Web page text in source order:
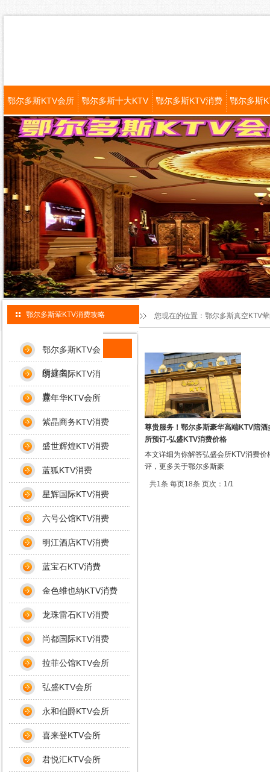
鄂尔多斯KTV会所 鄂尔多斯十大KTV 鄂尔多斯KTV消费 鄂尔多斯
尊贵服务！鄂尔多斯豪华高端KTV陪酒
所预订-弘盛KTV消费价格
本文详细为你解答弘盛会所KTV消费价
评，更多关于鄂尔多斯豪
共1条 每页18条 页次：1/1
您现在的位置： 鄂尔多斯真空KTV
鄂尔多斯荤KTV消费攻略
鄂尔多斯KTV会
所排名
朗庭国际KTV消
费
嘉年华KTV会所
紫晶商务KTV消费
盛世辉煌KTV消费
蓝狐KTV消费
星辉国际KTV消费
六号公馆KTV消费
明江酒店KTV消费
蓝宝石KTV消费
金色维也纳KTV消费
龙珠雷石KTV消费
尚都国际KTV消费
拉菲公馆KTV会所
弘盛KTV会所
永和伯爵KTV会所
喜来登KTV会所
君悦汇KTV会所